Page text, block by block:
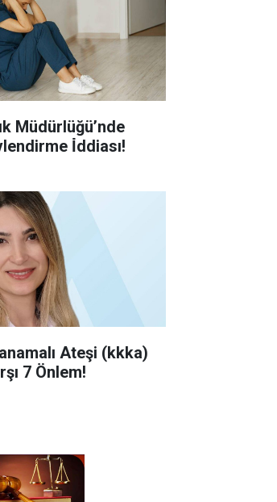
Müdürlüğü’nde
İ̇ddiası!
Ateşi (kkka)
7 Önlem!